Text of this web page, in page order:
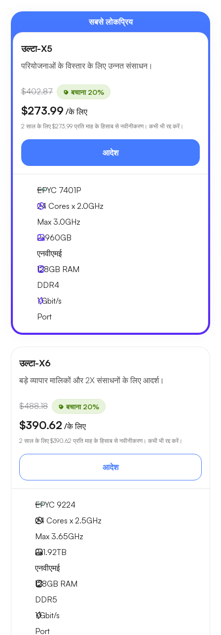
सबसे लोकप्रिय
उल्टा-X5
परियोजनाओं के विस्तार के लिए उन्नत संसाधन।
$402.87 बचाना 20%
$273.99 /के लिए
2 साल के लिए $273.99 प्रति माह के हिसाब से नवीनीकरण। कभी भी रद्द करें।
आदेश
EPYC 7401P
24 Cores x 2.0GHz
Max 3.0GHz
2x960GB
एनवीएमई
128GB RAM
DDR4
1Gbit/s
Port
उल्टा-X6
बड़े व्यापार मालिकों और 2X संसाधनों के लिए आदर्श।
$488.18 बचाना 20%
$390.62 /के लिए
2 साल के लिए $390.62 प्रति माह के हिसाब से नवीनीकरण। कभी भी रद्द करें।
आदेश
EPYC 9224
24 Cores x 2.5GHz
Max 3.65GHz
2x1.92TB
एनवीएमई
128GB RAM
DDR5
1Gbit/s
Port